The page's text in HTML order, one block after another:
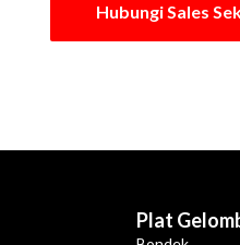
Hubungi Sales
Plat